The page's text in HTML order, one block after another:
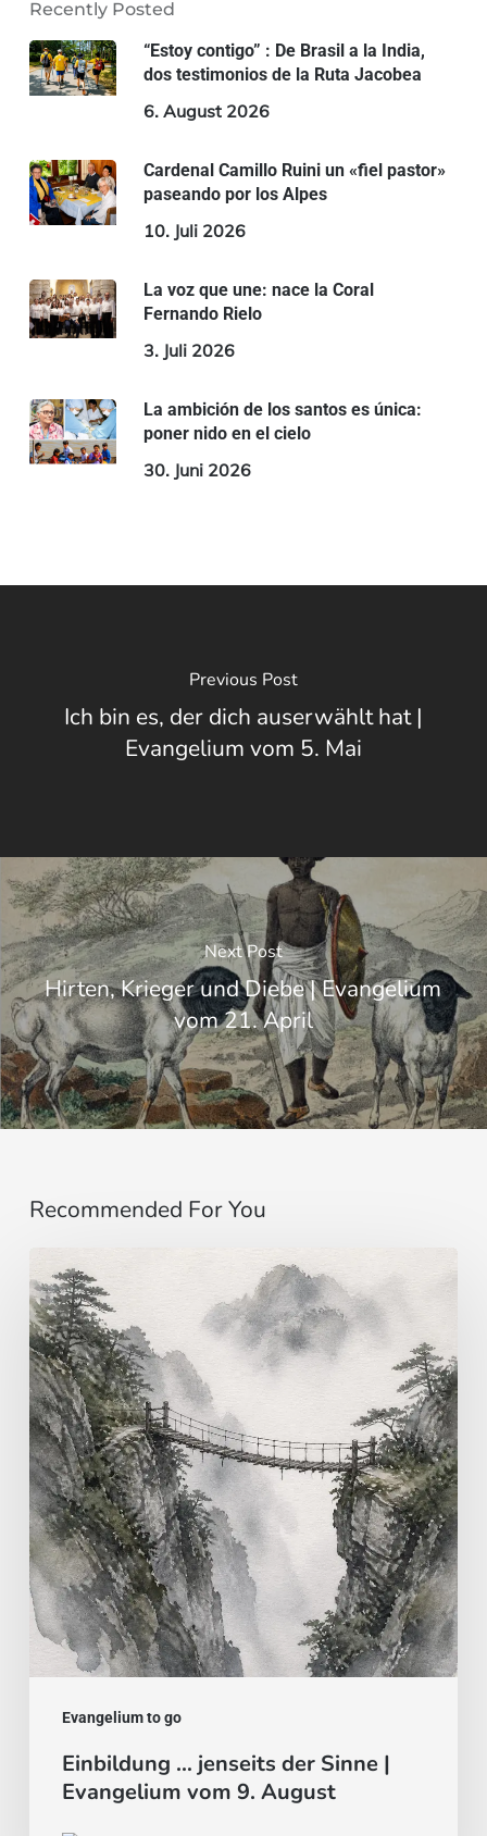
Recently Posted
“Estoy contigo” : De Brasil a la India,
dos testimonios de la Ruta Jacobea
6. August 2026
Cardenal Camillo Ruini un «fiel pastor»
paseando por los Alpes
10. Juli 2026
La voz que une: nace la Coral
Fernando Rielo
3. Juli 2026
La ambición de los santos es única:
poner nido en el cielo
30. Juni 2026
Previous Post
Ich bin es, der dich auserwählt hat |
Evangelium vom 5. Mai
Next Post
Hirten, Krieger und Diebe | Evangelium
vom 21. April
Recommended For You
Evangelium to go
Einbildung
…
jenseits
der
Sinne
|
Evangelium
vom
9.
August
Einbildung … jenseits der Sinne |
Evangelium vom 9. August